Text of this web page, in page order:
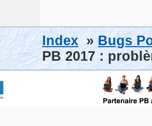
Index »Bugs
PB 2017 :